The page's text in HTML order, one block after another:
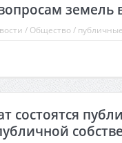
земель
/ Общество/
состоятся